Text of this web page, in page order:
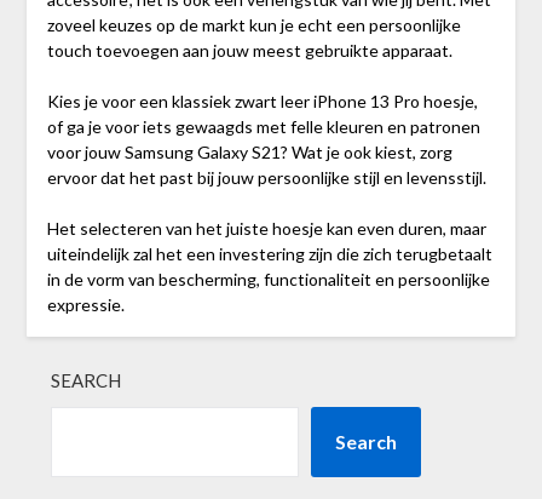
zoveel keuzes op de markt kun je echt een persoonlijke
touch toevoegen aan jouw meest gebruikte apparaat.
Kies je voor een klassiek zwart leer iPhone 13 Pro hoesje,
of ga je voor iets gewaagds met felle kleuren en patronen
voor jouw Samsung Galaxy S21? Wat je ook kiest, zorg
ervoor dat het past bij jouw persoonlijke stijl en levensstijl.
Het selecteren van het juiste hoesje kan even duren, maar
uiteindelijk zal het een investering zijn die zich terugbetaalt
in de vorm van bescherming, functionaliteit en persoonlijke
expressie.
SEARCH
Search